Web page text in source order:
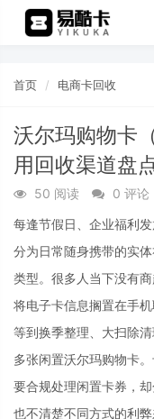
首页 电商卡回收
沃尔玛购物卡
用回收渠道盘
50 阅读 0 评论
每逢节假日、企业福利
分为日常随身携带的实
类型。很多人当下没有
将电子卡信息搁置在手
等到换季整理、大扫除
多张闲置沃尔玛购物卡
要合规处理闲置卡券，
也不清楚不同方式的利弊